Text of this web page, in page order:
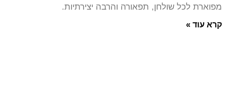
מפוארת לכל שולחן, תפאורה והרבה יצירתיות.
קרא עוד »